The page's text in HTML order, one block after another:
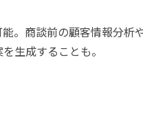
。商談前の顧客情報分析
生成することも。